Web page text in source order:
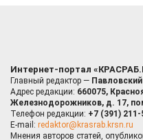
Интернет-портал
Главный редактор —
Адрес редакции: 660075,
Железнодорожников, д. 17,
Телефон редакции: +7 (391)
E-mail: redaktor@krasrab.krsn.ru
Мнения авторов статей,